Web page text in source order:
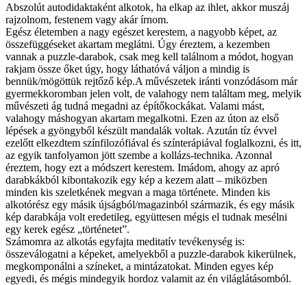
Abszolút autodidaktaként alkotok, ha elkap az ihlet, akkor muszáj
rajzolnom, festenem vagy akár írnom.
Egész életemben a nagy egészet kerestem, a nagyobb képet, az
összefüggéseket akartam meglátni. Úgy éreztem, a kezemben
vannak a puzzle-darabok, csak meg kell találnom a módot, hogyan
rakjam össze őket úgy, hogy láthatóvá váljon a mindig is
bennük/mögöttük rejtőző kép.A művészetek iránti vonzódásom már
gyermekkoromban jelen volt, de valahogy nem találtam meg, melyik
művészeti ág tudná megadni az építőkockákat. Valami mást,
valahogy máshogyan akartam megalkotni. Ezen az úton az első
lépések a gyöngyből készült mandalák voltak. Azután tíz évvel
ezelőtt elkezdtem színfilozófiával és színterápiával foglalkozni, és itt,
az egyik tanfolyamon jött szembe a kollázs-technika. Azonnal
éreztem, hogy ezt a módszert kerestem. Imádom, ahogy az apró
darabkákból kibontakozik egy kép a kezem alatt – miközben
minden kis szeletkének megvan a maga története. Minden kis
alkotórész egy másik újságból/magazinból származik, és egy másik
kép darabkája volt eredetileg, együttesen mégis el tudnak mesélni
egy kerek egész „történetet”.
Számomra az alkotás egyfajta meditatív tevékenység is:
összeválogatni a képeket, amelyekből a puzzle-darabok kikerülnek,
megkomponálni a színeket, a mintázatokat. Minden egyes kép
egyedi, és mégis mindegyik hordoz valamit az én világlátásomból.